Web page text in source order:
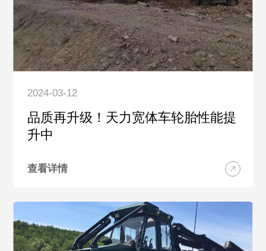
2024-03-12
品质再升级！天力宽体车轮胎性能提
升中
查看详情